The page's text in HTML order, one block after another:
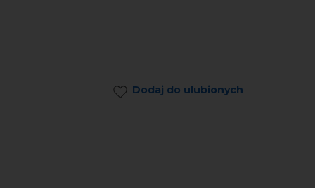
Dodaj do ulubionych